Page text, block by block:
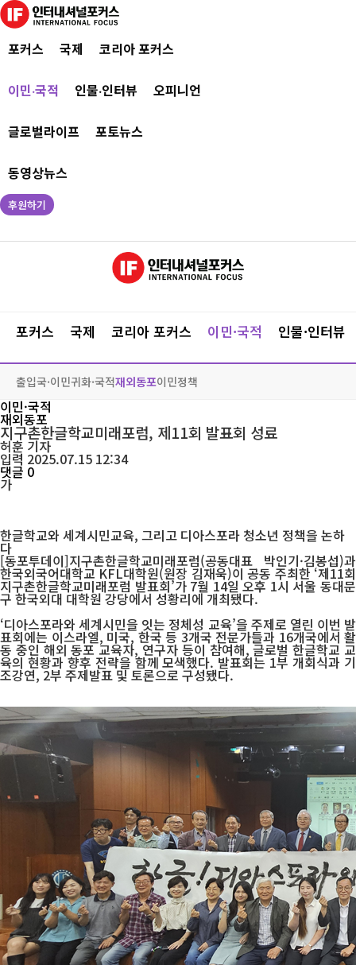
포커스 국제 코리아 포커스
이민·국적 인물·인터뷰 오피니언
글로벌라이프 포토뉴스
동영상뉴스
후원하기
포커스 국제 코리아 포커스 이민·국적 인물·인터뷰
출입국·이민귀화·국적재외동포이민정책
이민·국적
재외동포
지구촌한글학교미래포럼, 제11회 발표회 성료
허훈 기자
입력 2025.07.15 12:34
댓글 0
가
한글학교와 세계시민교육, 그리고 디아스포라 청소년 정책을 논하
다
[동포투데이]지구촌한글학교미래포럼(공동대표 박인기·김봉섭)과
한국외국어대학교 KFL대학원(원장 김재욱)이 공동 주최한 ‘제11회
지구촌한글학교미래포럼 발표회’가 7월 14일 오후 1시 서울 동대문
구 한국외대 대학원 강당에서 성황리에 개최됐다.
‘디아스포라와 세계시민을 잇는 정체성 교육’을 주제로 열린 이번 발
표회에는 이스라엘, 미국, 한국 등 3개국 전문가들과 16개국에서 활
동 중인 해외 동포 교육자, 연구자 등이 참여해, 글로벌 한글학교 교
육의 현황과 향후 전략을 함께 모색했다. 발표회는 1부 개회식과 기
조강연, 2부 주제발표 및 토론으로 구성됐다.